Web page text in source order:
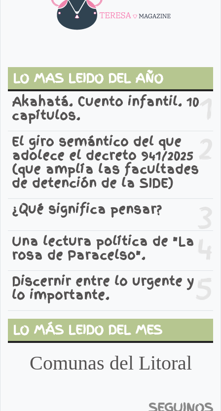
LO MAS LEIDO DEL AÑO
1
Akahatá. Cuento infantil. 10
capítulos.
2
El giro semántico del que
adolece el decreto 941/2025
(que amplía las facultades
de detención de la SIDE)
3
¿Qué significa pensar?
4
Una lectura política de "La
rosa de Paracelso".
5
Discernir entre lo urgente y
lo importante.
LO MÁS LEIDO DEL MES
Comunas del Litoral